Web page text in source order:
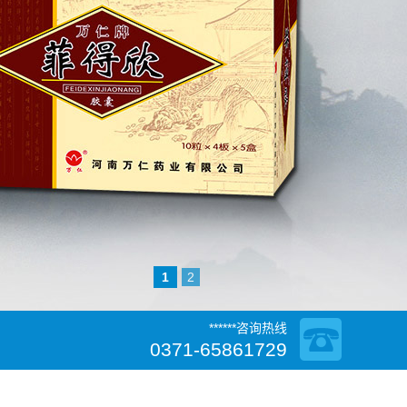
1 2
******咨询热线
0371-65861729